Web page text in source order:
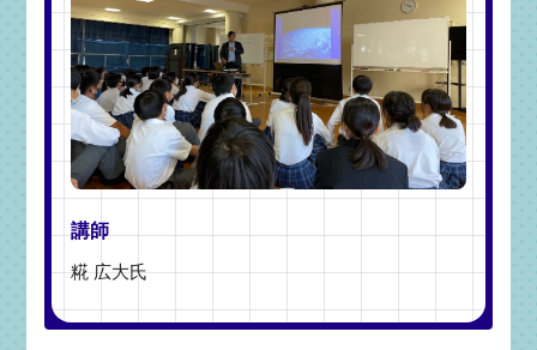
講師
糀 広大氏